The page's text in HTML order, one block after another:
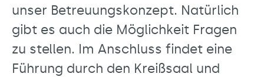
unser Betreuungskonzept. Natürlich
gibt es auch die Möglichkeit Fragen
zu stellen. Im Anschluss findet eine
Führung durch den Kreißsaal und